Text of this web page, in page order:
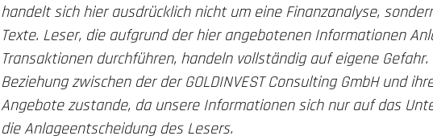
handelt sich hier ausdrücklich nicht um eine Finanzanalyse,
Texte. Leser, die aufgrund der hier angebotenen Informationen
Transaktionen durchführen, handeln vollständig auf eigene
Beziehung zwischen der der GOLDINVEST Consulting GmbH und
Angebote zustande, da unsere Informationen sich nur auf das
die Anlageentscheidung des Lesers.